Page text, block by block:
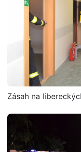
Zásah na